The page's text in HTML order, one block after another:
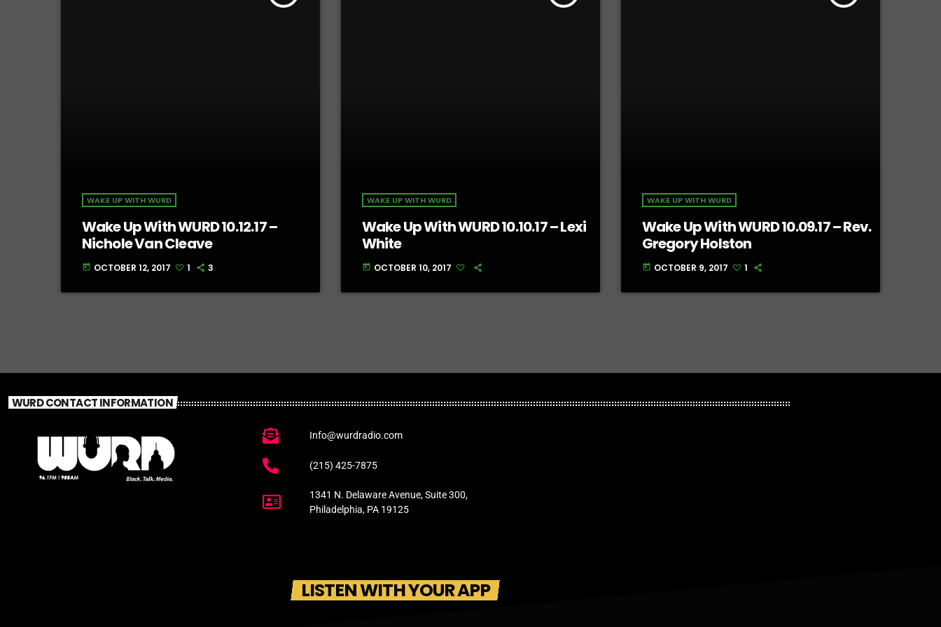
WAKE UP WITH WURD
Wake Up With WURD 10.12.17 –
Nichole Van Cleave
today OCTOBER 12, 2017 1 3
WAKE UP WITH WURD
Wake Up With WURD 10.10.17 – Lexi
White
today OCTOBER 10, 2017
WAKE UP WITH WURD
Wake Up With WURD 10.09.17 – Rev.
Gregory Holston
today OCTOBER 9, 2017 1
WURD CONTACT INFORMATION
Info@wurdradio.com
(215) 425-7875
1341 N. Delaware Avenue, Suite 300,
Philadelphia, PA 19125
LISTEN WITH YOUR APP